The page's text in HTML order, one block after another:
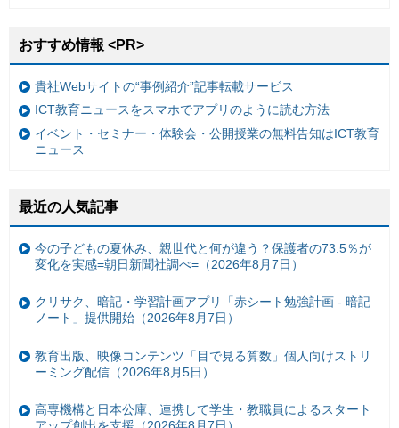
おすすめ情報 <PR>
貴社Webサイトの“事例紹介”記事転載サービス
ICT教育ニュースをスマホでアプリのように読む方法
イベント・セミナー・体験会・公開授業の無料告知はICT教育
ニュース
最近の人気記事
今の子どもの夏休み、親世代と何が違う？保護者の73.5％が
変化を実感=朝日新聞社調べ=（2026年8月7日）
クリサク、暗記・学習計画アプリ「赤シート勉強計画 - 暗記
ノート」提供開始（2026年8月7日）
教育出版、映像コンテンツ「目で見る算数」個人向けストリ
ーミング配信（2026年8月5日）
高専機構と日本公庫、連携して学生・教職員によるスタート